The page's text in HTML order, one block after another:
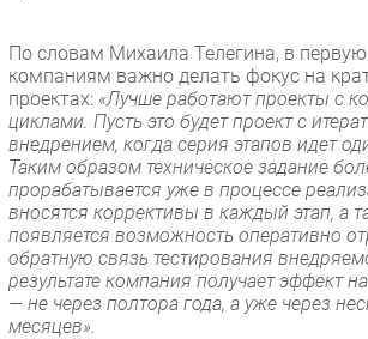
РАЗДЕЛЫ
Новости
Аналитика
Интервью
Мероприятия
Проекты
IT класс
Тестовый стенд
По словам Михаила Телегина, в
компаниям важно делать фокус на
проектах: «Лучше работают проекты с
циклами. Пусть это будет проект с
внедрением, когда серия этапов идет
Таким образом техническое задание
прорабатывается уже в процессе
вносятся коррективы в каждый этап, а
появляется возможность оперативно
обратную связь тестирования
результате компания получает эффект
— не через полтора года, а уже через
месяцев».